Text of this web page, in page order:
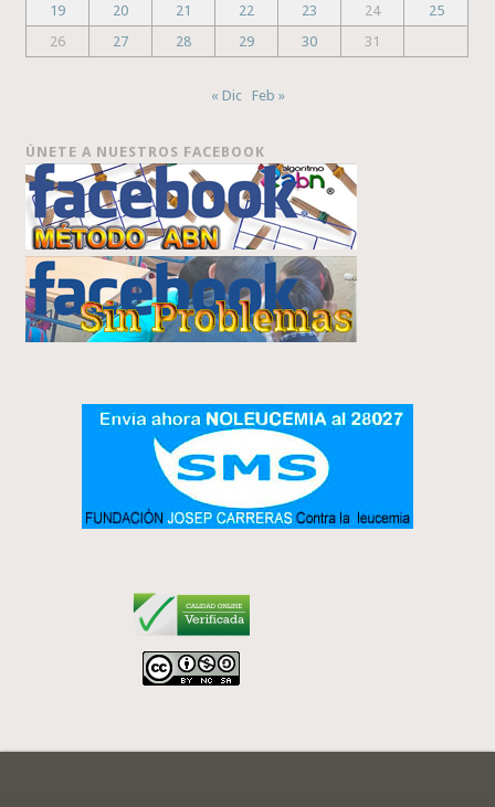
19
20 21 22 23 24
25
26
27 28 29 30 31
« Dic Feb »
ÚNETE A NUESTROS FACEBOOK